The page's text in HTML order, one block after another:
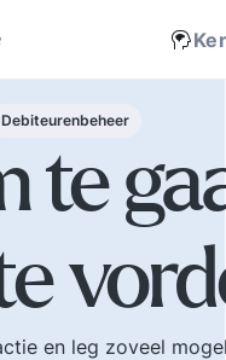
Zelforganisatie 'klein
binnen groot'. De
transitie naar een
organisatie.
van zeggenschap en
verantwoordelijkheid
naar het laagste niveau
in een organisatie
een vakkundig besluit
genomen kan worden.
Scholing
Non-profit
is contact. Zijn
Debiteurenbeheer
te
en leg zoveel